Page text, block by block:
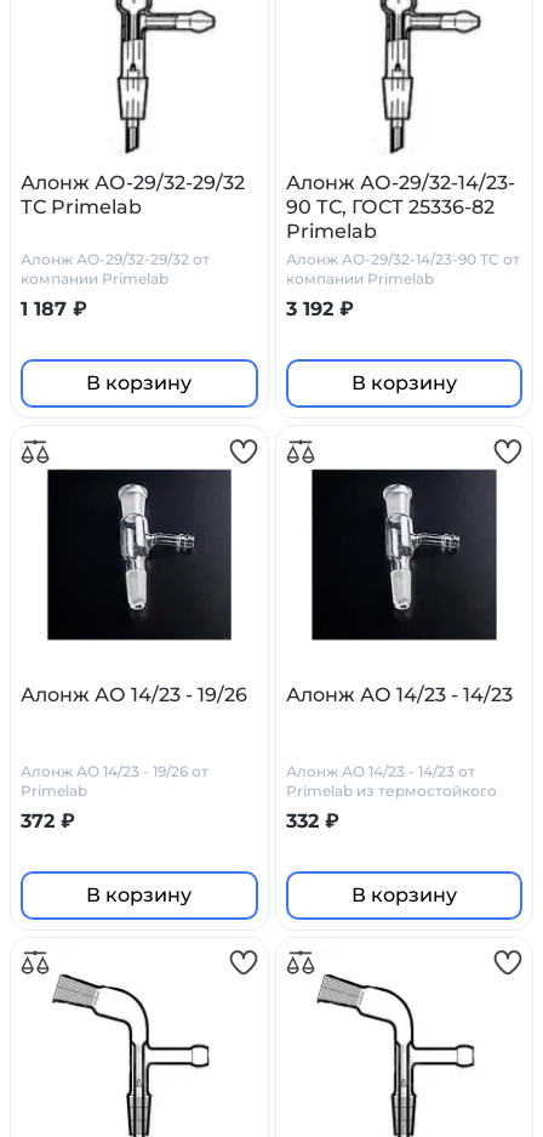
Алонж АО-29/32-29/32
ТС Primelab
Алонж АО-29/32-29/32 от
компании Primelab
1 187 ₽
В корзину
Алонж АО-29/32-14/23-
90 ТС, ГОСТ 25336-82
Primelab
Алонж АО-29/32-14/23-90 ТС от
компании Primelab
3 192 ₽
В корзину
Алонж АО 14/23 - 19/26
Алонж АО 14/23 - 19/26 от
Primelab
372 ₽
В корзину
Алонж АО 14/23 - 14/23
Алонж АО 14/23 - 14/23 от
Primelab из термостойкого
стекла
332 ₽
В корзину